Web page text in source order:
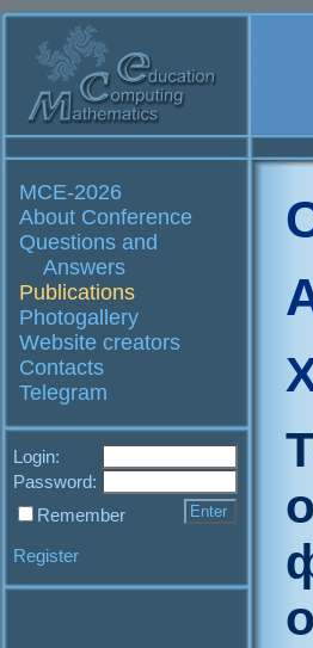
MCE-2026
About Conference
Questions and
Answers
Publications
Photogallery
Website creators
Contacts
Telegram
Login:
Password:
Remember
Register